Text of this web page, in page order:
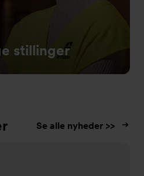
stillinger
Se alle nyheder >>